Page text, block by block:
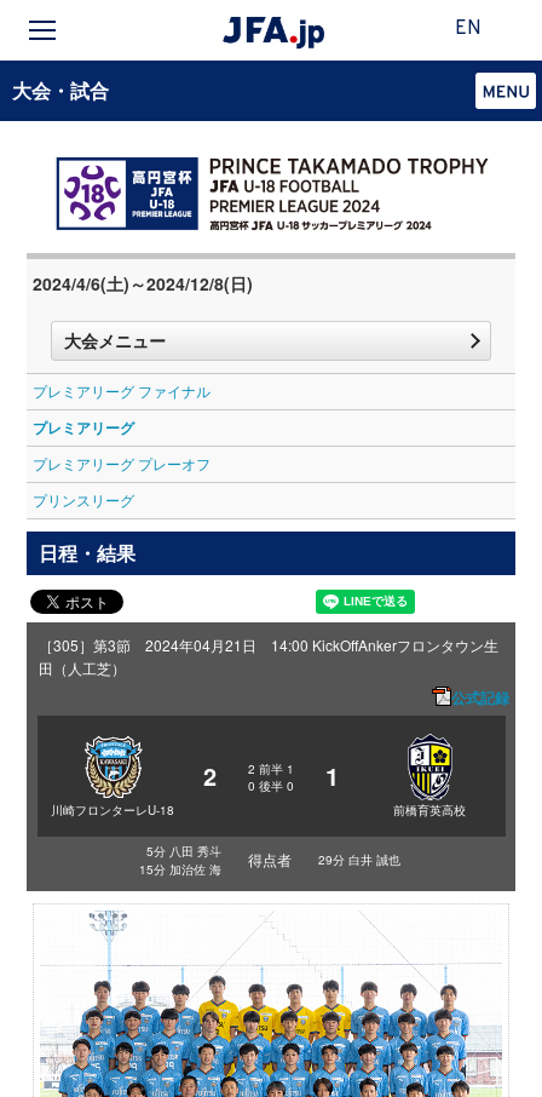
EN
大会・試合
2024/4/6(土)～2024/12/8(日)
大会メニュー
プレミアリーグ ファイナル
プレミアリーグ
プレミアリーグ プレーオフ
プリンスリーグ
日程・結果
［305］第3節 2024年04月21日 14:00 KickOffAnkerフロンタウン生
田（人工芝）
公式記録
川崎フロンターレU-18
2 2 前半 1
0 後半 0 1
前橋育英高校
5分 八田 秀斗
15分 加治佐 海
得点者 29分 白井 誠也